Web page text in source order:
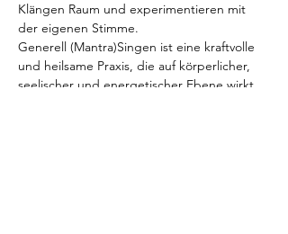
Klängen Raum und experimentieren mit
der eigenen Stimme.
Generell (Mantra)Singen ist eine kraftvolle
und heilsame Praxis, die auf körperlicher,
seelischer und energetischer Ebene wirkt.